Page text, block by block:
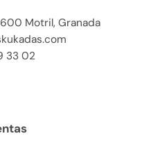
Motril, Granada
33 02